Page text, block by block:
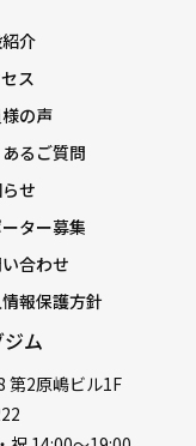
ム
第2原嶋ビル1F
介
ス
の声
るご質問
せ
ター募集
合わせ
報保護方針